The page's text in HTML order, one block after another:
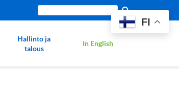
sivustolta:
Hallinto ja
talous
In English
FI